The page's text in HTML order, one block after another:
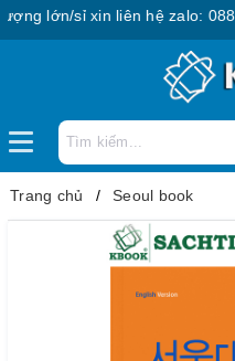
lớn/sỉ xin liên hệ zalo:
Trang chủ Seoul book